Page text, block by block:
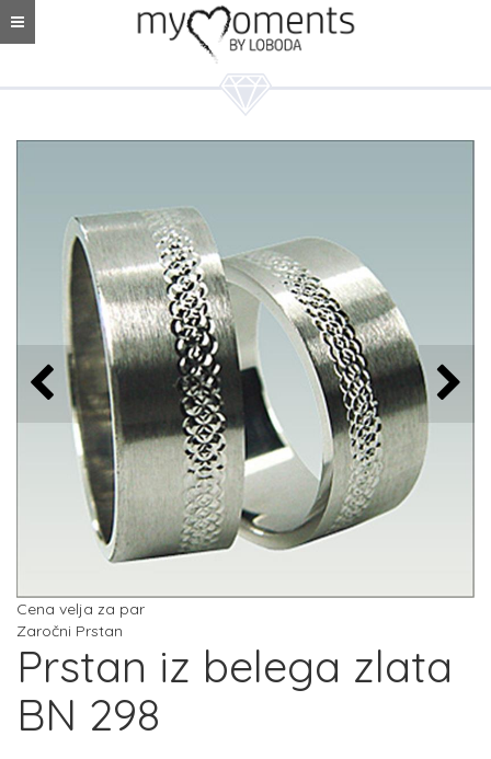
Cena velja za par
Zaročni Prstan
Prstan iz belega zlata
BN 298